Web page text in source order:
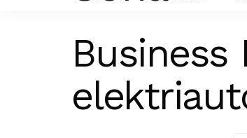
Business